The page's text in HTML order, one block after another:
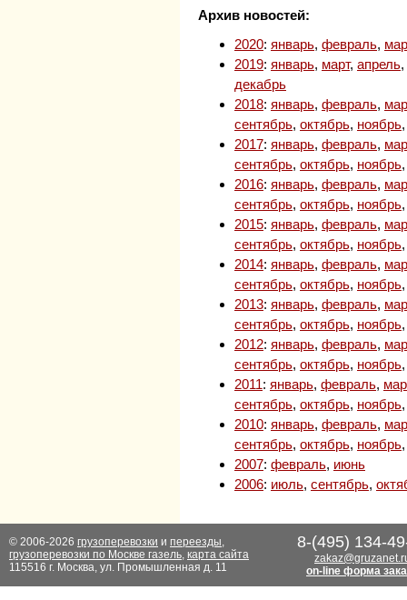
Архив новостей:
2020: январь, февраль,
2019: январь, март, апрель,
декабрь
2018: январь, февраль,
сентябрь, октябрь, ноябрь
2017: январь, февраль,
сентябрь, октябрь, ноябрь
2016: январь, февраль,
сентябрь, октябрь, ноябрь
2015: январь, февраль,
сентябрь, октябрь, ноябрь
2014: январь, февраль,
сентябрь, октябрь, ноябрь
2013: январь, февраль,
сентябрь, октябрь, ноябрь
2012: январь, февраль,
сентябрь, октябрь, ноябрь
2011: январь, февраль,
сентябрь, октябрь, ноябрь
2010: январь, февраль,
сентябрь, октябрь, ноябрь
2007: февраль, июнь
2006: июль, сентябрь,
© 2006-2026 грузоперевозки и переезды,
грузоперевозки по Москве газель, карта сайта
115516 г. Москва, ул. Промышленная д. 11
8-(495) 134-
on-line форма